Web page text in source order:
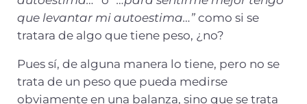
que levantar mi autoestima…” como si se
tratara de algo que tiene peso, ¿no?
Pues sí, de alguna manera lo tiene, pero no se
trata de un peso que pueda medirse
obviamente en una balanza, sino que se trata